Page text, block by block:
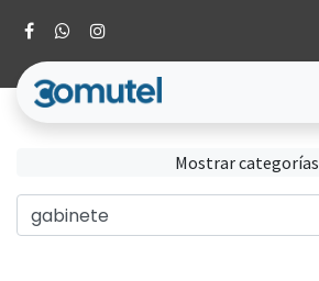
Mostrar categorías